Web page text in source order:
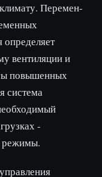
Перемен­
вентиляции и
повы­шенных
система
-
режимы.